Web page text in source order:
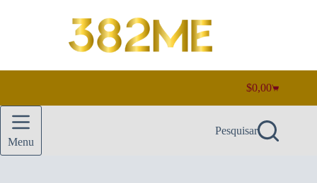
Carrinho
de
compras
$0,00
Menu
Pesquisar